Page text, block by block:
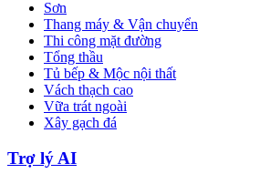
Sơn
Thang máy & Vận chuyển
Thi công mặt đường
Tổng thầu
Tủ bếp & Mộc nội thất
Vách thạch cao
Vữa trát ngoài
Xây gạch đá
Trợ lý AI